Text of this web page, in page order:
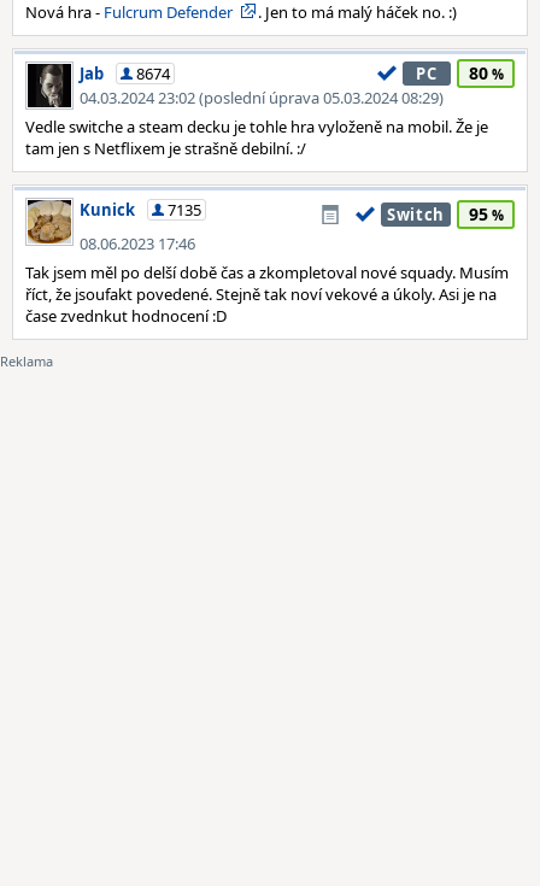
Nová hra - Fulcrum Defender . Jen to má malý háček no. :)
Jab
8674
04.03.2024 23:02 (poslední úprava 05.03.2024 08:29)
PC 80
Vedle switche a steam decku je tohle hra vyloženě na mobil. Že je
tam jen s Netflixem je strašně debilní. :/
Kunick
7135
08.06.2023 17:46
Switch 95
Tak jsem měl po delší době čas a zkompletoval nové squady. Musím
říct, že jsoufakt povedené. Stejně tak noví vekové a úkoly. Asi je na
čase zvednkut hodnocení :D